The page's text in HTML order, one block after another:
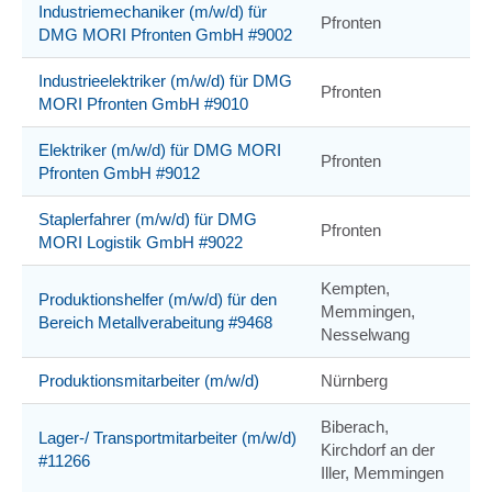
Industriemechaniker (m/w/d) für
DMG MORI Pfronten GmbH #9002
Pfronten
Industrieelektriker (m/w/d) für DMG
MORI Pfronten GmbH #9010
Pfronten
Elektriker (m/w/d) für DMG MORI
Pfronten GmbH #9012
Pfronten
Staplerfahrer (m/w/d) für DMG
MORI Logistik GmbH #9022
Pfronten
Produktionshelfer (m/w/d) für den
Bereich Metallverabeitung #9468
Kempten,
Memmingen,
Nesselwang
Produktionsmitarbeiter (m/w/d) Nürnberg
Lager-/ Transportmitarbeiter (m/w/d)
#11266
Biberach,
Kirchdorf an der
Iller, Memmingen